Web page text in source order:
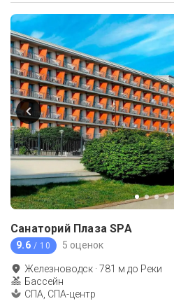
Санаторий Плаза SPA
9.6 / 10 5 оценок
Железноводск ·781 м до Реки
Бассейн
СПА, СПА-центр